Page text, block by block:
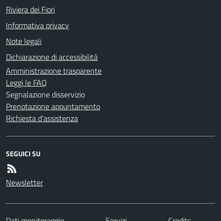
Riviera dei Fiori
Informativa privacy
Note legali
Dichiarazione di accessibilità
Amministrazione trasparente
Leggi le FAQ
Segnalazione disservizio
Prenotazione appuntamento
Richiesta d'assistenza
SEGUICI SU
Newsletter